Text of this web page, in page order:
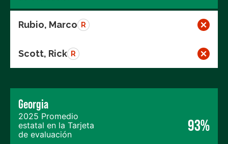
Rubio, Marco R
Scott, Rick R
Georgia
2025 Promedio
estatal en la Tarjeta
de evaluación
93%